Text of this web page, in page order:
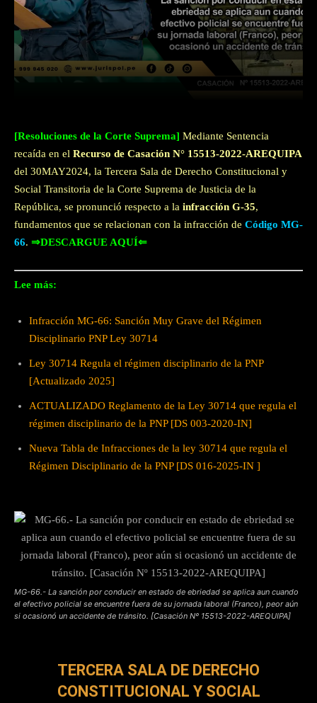
WhatsApp
[Resoluciones de la Corte Suprema] Mediante Sentencia
recaída en el Recurso de Casación N° 15513-2022-AREQUIPA
del 30MAY2024, la Tercera Sala de Derecho Constitucional y
Social Transitoria de la Corte Suprema de Justicia de la
República, se pronunció respecto a la infracción G-35,
fundamentos que se relacionan con la infracción de Código MG-
66. ⇒DESCARGUE AQUÍ⇐
Lee más:
Infracción MG-66: Sanción Muy Grave del Régimen
Disciplinario PNP Ley 30714
Ley 30714 Regula el régimen disciplinario de la PNP
[Actualizado 2025]
ACTUALIZADO Reglamento de la Ley 30714 que regula el
régimen disciplinario de la PNP [DS 003-2020-IN]
Nueva Tabla de Infracciones de la ley 30714 que regula el
Régimen Disciplinario de la PNP [DS 016-2025-IN ]
MG-66.- La sanción por conducir en estado de ebriedad se aplica aun cuando
el efectivo policial se encuentre fuera de su jornada laboral (Franco), peor aún
si ocasionó un accidente de tránsito. [Casación Nº 15513-2022-AREQUIPA]
TERCERA SALA DE DERECHO
CONSTITUCIONAL Y SOCIAL